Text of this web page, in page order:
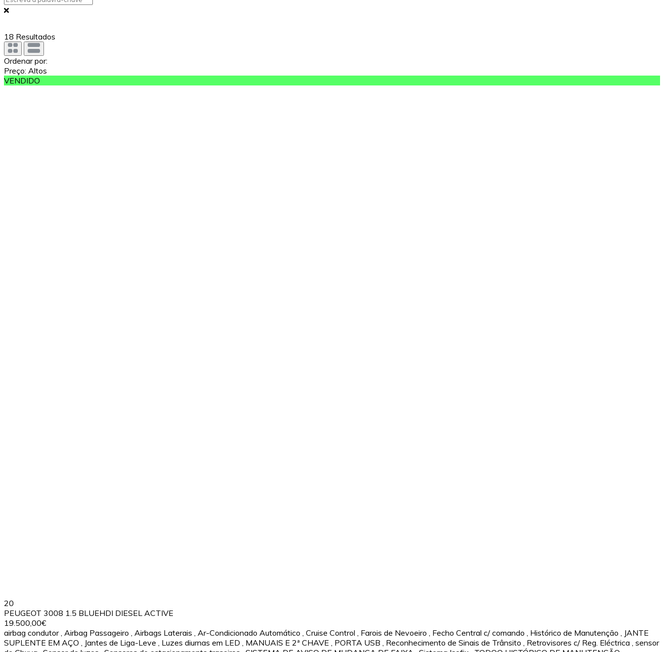
18 Resultados
Ordenar por:
Preço: Altos
VENDIDO
20
PEUGEOT 3008 1.5 BLUEHDI DIESEL ACTIVE
19.500,00€
airbag condutor , Airbag Passageiro , Airbags Laterais , Ar-Condicionado Automático , Cruise Control , Farois de Nevoeiro , Fecho Central c/ comando , Histórico de Manutenção , JANTE
SUPLENTE EM AÇO , Jantes de Liga-Leve , Luzes diurnas em LED , MANUAIS E 2ª CHAVE , PORTA USB , Reconhecimento de Sinais de Trânsito , Retrovisores c/ Reg. Eléctrica , sensor